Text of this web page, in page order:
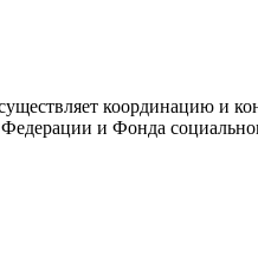
координацию и
и Фонда